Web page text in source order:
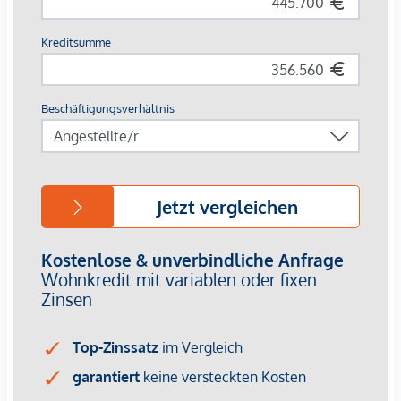
Nähe zum Franz-Josefs-Bahnhof mit Regional- und S-
Wiener Innenstadt & Donaukanal – nur wenige
Minuten entfernt
Grünoasen wie der Türkenschanzpark und die
Damit vereint das Projekt die Vorzüge einer zentralen
Stadtlage mit vielfältigen Erholungs- und
Ihr Vorteil:
Zukunftssicheres Investment durch nachhaltige